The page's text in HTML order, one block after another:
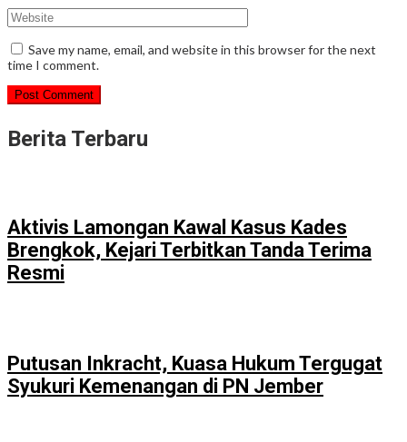
Save my name, email, and website in this browser for the next
time I comment.
Berita Terbaru
Aktivis Lamongan Kawal Kasus Kades
Brengkok, Kejari Terbitkan Tanda Terima
Resmi
Putusan Inkracht, Kuasa Hukum Tergugat
Syukuri Kemenangan di PN Jember